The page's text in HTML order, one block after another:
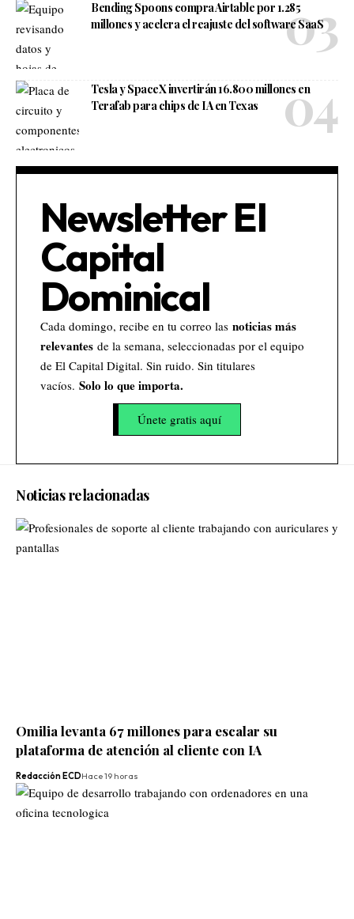
Bending Spoons compra Airtable por 1.285
millones y acelera el reajuste del software SaaS
Tesla y SpaceX invertirán 16.800 millones en
Terafab para chips de IA en Texas
Newsletter El
Capital
Dominical
Cada domingo, recibe en tu correo las noticias más
relevantes de la semana, seleccionadas por el equipo
de El Capital Digital. Sin ruido. Sin titulares
vacíos. Solo lo que importa.
Únete gratis aquí
Noticias relacionadas
Omilia levanta 67 millones para escalar su
plataforma de atención al cliente con IA
Redacción ECDHace 19 horas